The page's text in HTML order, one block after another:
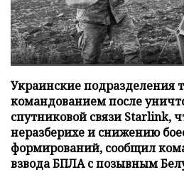
Украинские подразделения
командованием после
спутниковой связи Starlink,
неразберихе и снижению
формирований, сообщил
взвода БПЛА с позывным